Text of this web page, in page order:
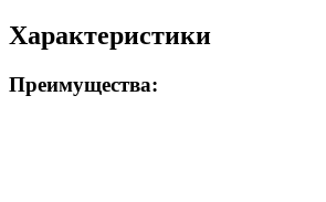
Характеристики
Преимущества: